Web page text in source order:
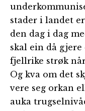
stader i landet
den dag i dag
skal ein då
fjellrike strøk
Og kva om det
vere seg orkan
auka